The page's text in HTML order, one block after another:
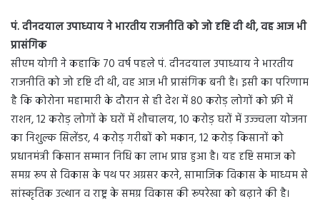
पं. दीनदयाल उपाध्याय ने भारतीय राजनीति को जो दृष्टि दी थी, वह आज भी
प्रासंगिक
सीएम योगी ने कहाकि 70 वर्ष पहले पं. दीनदयाल उपाध्याय ने भारतीय
राजनीति को जो दृष्टि दी थी, वह आज भी प्रासंगिक बनी है। इसी का परिणाम
है कि कोरोना महामारी के दौरान से ही देश में 80 करोड़ लोगों को फ्री में
राशन, 12 करोड़ लोगों के घरों में शौचालय, 10 करोड़ घरों में उज्ज्वला योजना
का निशुल्क सिलेंडर, 4 करोड़ गरीबों को मकान, 12 करोड़ किसानों को
प्रधानमंत्री किसान सम्मान निधि का लाभ प्राप्त हुआ है। यह दृष्टि समाज को
समग्र रूप से विकास के पथ पर अग्रसर करने, सामाजिक विकास के माध्यम से
सांस्कृतिक उत्थान व राष्ट्र के समग्र विकास की रूपरेखा को बढ़ाने की है।